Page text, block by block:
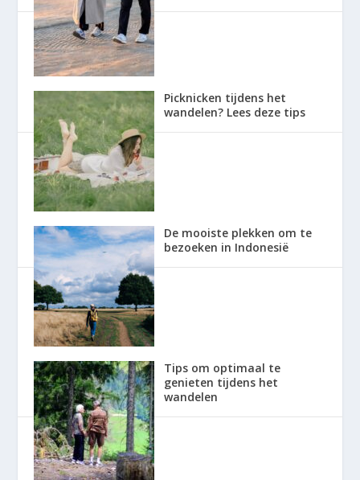
Picknicken tijdens het
wandelen? Lees deze tips
De mooiste plekken om te
bezoeken in Indonesië
Tips om optimaal te
genieten tijdens het
wandelen